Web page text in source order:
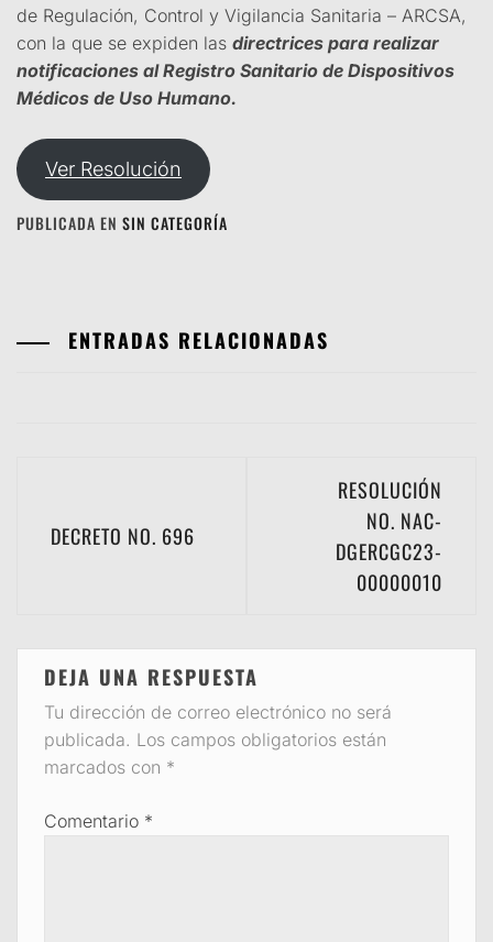
de Regulación, Control y Vigilancia Sanitaria – ARCSA,
con la que se expiden las directrices para realizar
notificaciones al Registro Sanitario de Dispositivos
Médicos de Uso Humano.
Ver Resolución
PUBLICADA EN SIN CATEGORÍA
ENTRADAS RELACIONADAS
DECRETO NO. 696
RESOLUCIÓN
NO. NAC-
DGERCGC23-
00000010
DEJA UNA RESPUESTA
Tu dirección de correo electrónico no será
publicada. Los campos obligatorios están
marcados con *
Comentario *